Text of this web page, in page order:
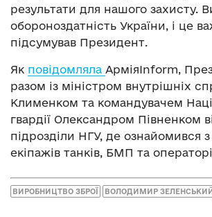
результати для нашого захисту.
обороноздатність України, і це
підсумував Президент.
Як повідомляла АрміяInform,
разом із міністром внутрішніх
Клименком та командувачем
гвардії Олександром Півненком
підрозділи НГУ, де ознайомився
екіпажів танків, БМП та
ВИРОБНИЦТВО ЗБРОЇ ВОЛОДИМИР